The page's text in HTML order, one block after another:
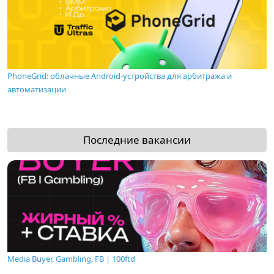
PhoneGrid: облачные Android-устройства для арбитража и
автоматизации
Последние вакансии
Media Buyer, Gambling, FB | 100ftd